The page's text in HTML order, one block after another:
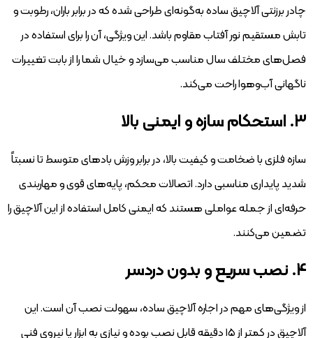
چادر برزنتی آلاچیق ساده به‌گونه‌ای طراحی شده که در برابر باران، رطوبت و
تابش مستقیم نور آفتاب مقاوم باشد. این ویژگی، آن را برای استفاده در
فصل‌های مختلف سال مناسب می‌سازد و خیال شما را از بابت تغییرات
ناگهانی آب‌وهوا راحت می‌کند.
۳. استحکام سازه و ایمنی بالا
سازه فلزی با ضخامت و کیفیت بالا، در برابر وزش بادهای متوسط تا نسبتاً
شدید پایداری مناسبی دارد. اتصالات محکم، پایه‌های قوی و مهاربندی
حرفه‌ای از جمله عواملی هستند که ایمنی کامل استفاده از این آلاچیق را
تضمین می‌کنند.
۴. نصب سریع و بدون دردسر
از ویژگی‌های مهم در اجاره آلاچیق ساده، سهولت نصب آن است. این
آلاچیق در کمتر از ۱۵ دقیقه قابل نصب بوده و نیازی به ابزار یا نیروی فنی